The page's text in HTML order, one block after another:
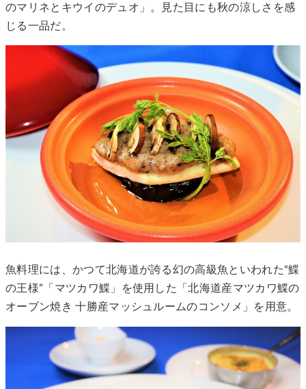
のマリネとキウイのデュオ」。見た目にも秋の涼しさを感
じる一品だ。
魚料理には、かつて北海道が誇る幻の高級魚といわれた“鰈
の王様”「マツカワ鰈」を使用した「北海道産マツカワ鰈の
オーブン焼き 十勝産マッシュルームのコンソメ」を用意。